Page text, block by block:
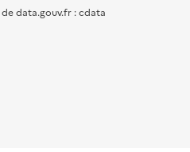
data.gouv.fr : cdata